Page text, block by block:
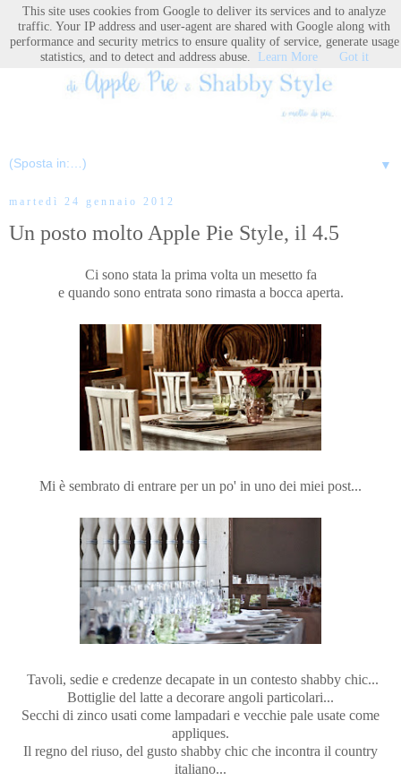
▼
martedì 24 gennaio 2012
Un posto molto Apple Pie Style, il 4.5
Ci sono stata la prima volta un mesetto fa
e quando sono entrata sono rimasta a bocca aperta.
Mi è sembrato di entrare per un po' in uno dei miei post...
Tavoli, sedie e credenze decapate in un contesto shabby chic...
Bottiglie del latte a decorare angoli particolari...
Secchi di zinco usati come lampadari e vecchie pale usate come
appliques.
Il regno del riuso, del gusto shabby chic che incontra il country
italiano...
This site uses cookies from Google to deliver its services and to analyze
traffic. Your IP address and user-agent are shared with Google along with
performance and security metrics to ensure quality of service, generate usage
statistics, and to detect and address abuse.
Learn More Got it